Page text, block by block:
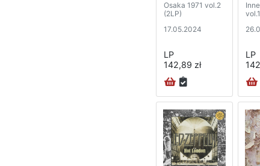
Osaka 1971 vol.2
(2LP)
17.05.2024
LP
142,89 zł
LP